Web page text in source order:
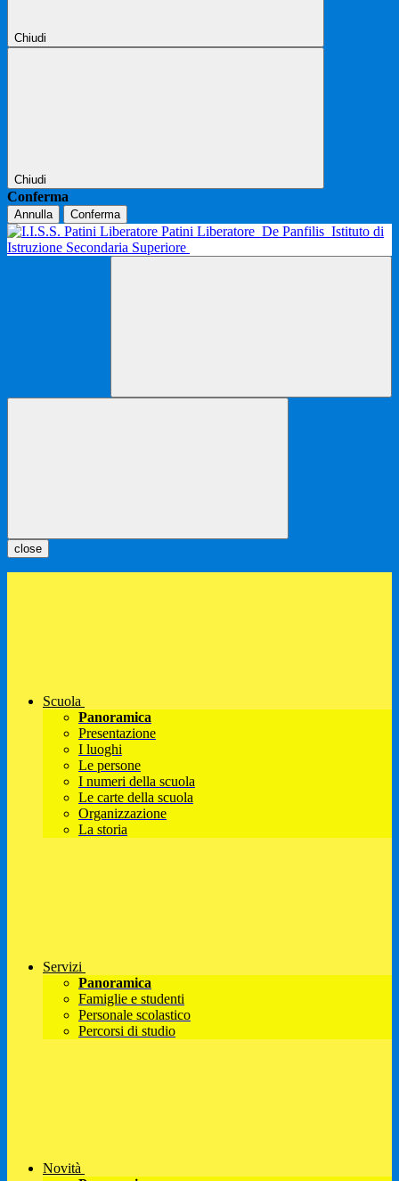
Chiudi
Chiudi
Conferma
Annulla Conferma
Patini Liberatore De Panfilis Istituto di
Istruzione Secondaria Superiore
close
Scuola
Panoramica
Presentazione
I luoghi
Le persone
I numeri della scuola
Le carte della scuola
Organizzazione
La storia
Servizi
Panoramica
Famiglie e studenti
Personale scolastico
Percorsi di studio
Novità